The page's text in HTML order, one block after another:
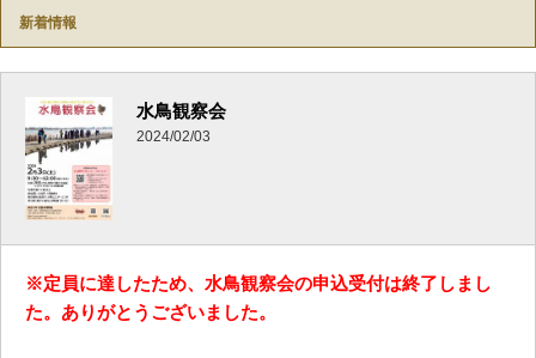
新着情報
水鳥観察会
2024/02/03
※定員に達したため、水鳥観察会の申込受付は終了しまし
た。ありがとうございました。